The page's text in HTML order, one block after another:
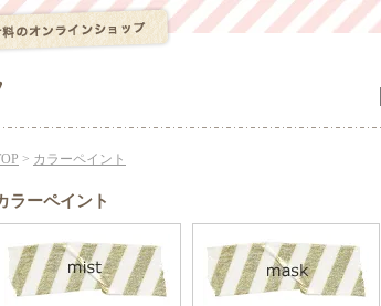
> カラーペイント
ラーペイント